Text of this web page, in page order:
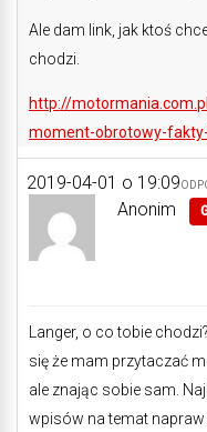
Ale dam link, jak ktoś
chodzi.
http://
moment-obrotowy-
2019-04-01 o 19:09
Anonim
Langer, o co tobie
się że mam przytaczać
ale znając sobie sam.
wpisów na temat